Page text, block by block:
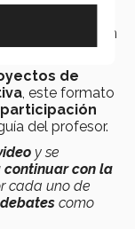
y funge como un
video.
de
, este formato
participación
del profesor.
y se
continuar con la
cada uno de
debates como